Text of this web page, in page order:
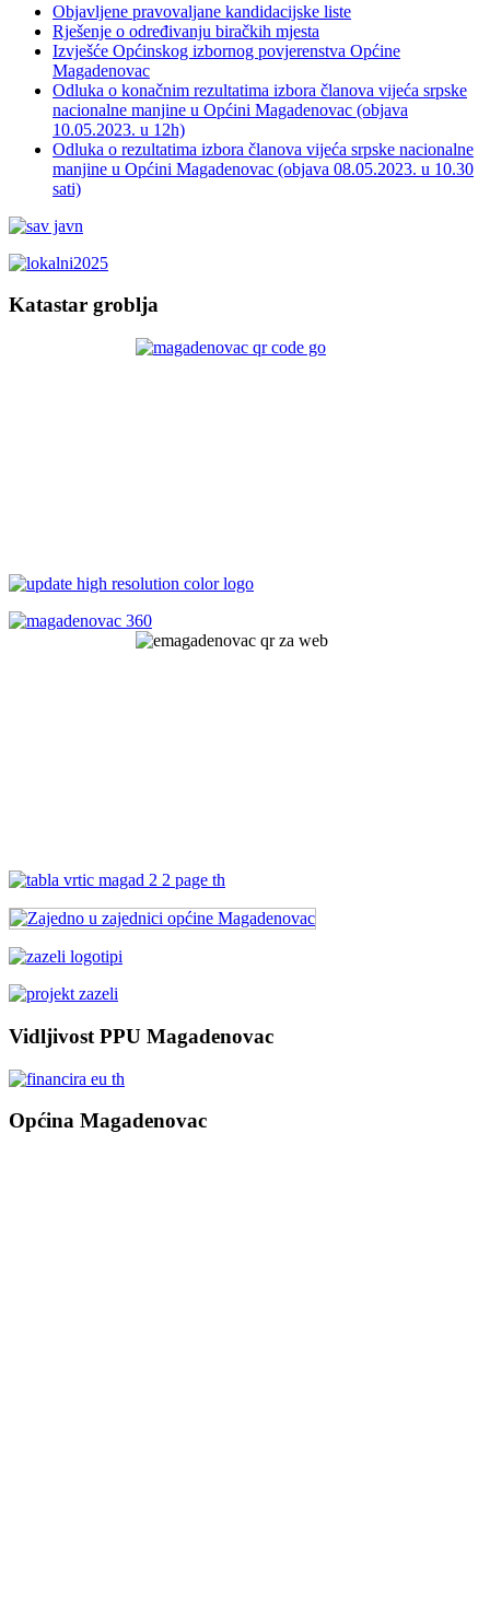
Objavljene pravovaljane kandidacijske liste
Rješenje o određivanju biračkih mjesta
Izvješće Općinskog izbornog povjerenstva Općine
Magadenovac
Odluka o konačnim rezultatima izbora članova vijeća srpske
nacionalne manjine u Općini Magadenovac (objava
10.05.2023. u 12h)
Odluka o rezultatima izbora članova vijeća srpske nacionalne
manjine u Općini Magadenovac (objava 08.05.2023. u 10.30
sati)
Katastar groblja
Vidljivost PPU Magadenovac
Općina Magadenovac